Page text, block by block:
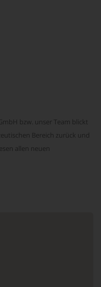
bzw. unser Team blickt
Bereich zurück und
allen neuen